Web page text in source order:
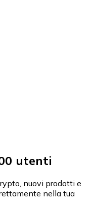
utenti
nuovi prodotti e
nella tua